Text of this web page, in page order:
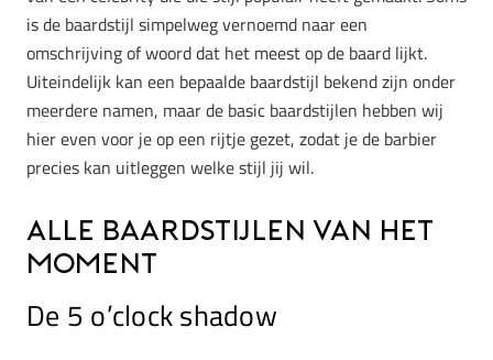
is de baardstijl simpelweg vernoemd naar een
omschrijving of woord dat het meest op de baard lijkt.
Uiteindelijk kan een bepaalde baardstijl bekend zijn onder
meerdere namen, maar de basic baardstijlen hebben wij
hier even voor je op een rijtje gezet, zodat je de barbier
precies kan uitleggen welke stijl jij wil.
Alle baardstijlen van het
moment
De 5 o’clock shadow